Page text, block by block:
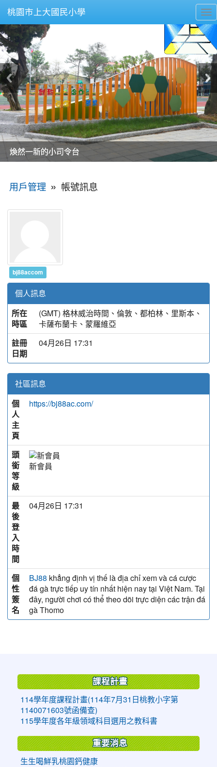
桃園市上大國民小學
美麗的操場是我們活力的來源
美麗的操場是我們活力的來源
煥然一新的小司令台
煥然一新的小司令台
富含桃園埤塘田園風光意象的中廊
富含桃園埤塘田園風光意象的中廊
嶄新的中庭廣場
嶄新的中庭廣場
水生池生生不息
水生池生生不息
用戶管理 » 帳號訊息
bj88accom
個人訊息
所在
時區
(GMT) 格林威治時間、倫敦、都柏林、里斯本、
卡薩布蘭卡、蒙羅維亞
註冊
日期
04月26日 17:31
社區訊息
個
人
主
頁
https://bj88ac.com/
頭
銜
等
級
新會員
最
後
登
入
時
間
04月26日 17:31
個
性
簽
名
BJ88 khẳng định vị thế là địa chỉ xem và cá cược
đá gà trực tiếp uy tín nhất hiện nay tại Việt Nam. Tại
đây, người chơi có thể theo dõi trực diện các trận đá
gà Thomo
課程計畫
114學年度課程計畫(114年7月31日桃教小字第
1140071603號函備查)
115學年度各年級領域科目選用之教科書
重要消息
生生喝鮮乳桃園鈣健康